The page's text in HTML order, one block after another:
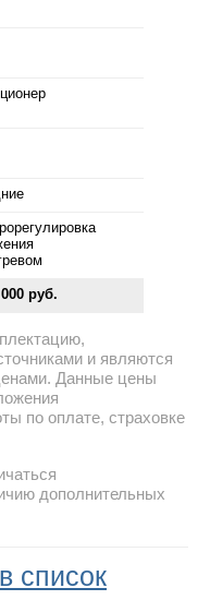
руб.
и являются
Данные цены
по оплате, страховке
дополнительных
список